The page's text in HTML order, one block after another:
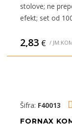
stolove; ne
efekt; set od
2,83 € /
Šifra: F40013
FORNAX